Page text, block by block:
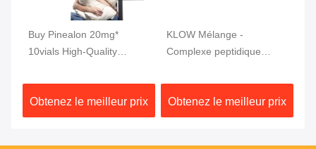
Buy Pinealon 20mg*
10vials High-Quality
Obtenez le meilleur prix
KLOW Mélange -
Complexe peptidique
157 | TB-500 | KPV) 80 mg
Obtenez le meilleur prix